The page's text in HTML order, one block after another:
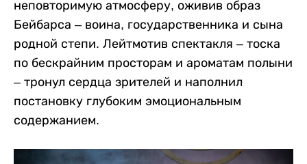
неповторимую атмосферу, оживив образ
Бейбарса – воина, государственника и сына
родной степи. Лейтмотив спектакля – тоска
по бескрайним просторам и ароматам полыни
– тронул сердца зрителей и наполнил
постановку глубоким эмоциональным
содержанием.